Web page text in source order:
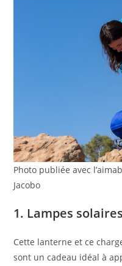
Photo publiée avec
Jacobo
1. Lampes
Cette lanterne et ce
sont un cadeau idéal à